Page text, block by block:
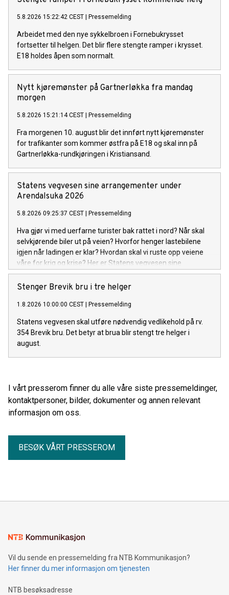
5.8.2026 15:22:42 CEST Pressemelding
Arbeidet med den nye sykkelbroen i Fornebukrysset
fortsetter til helgen. Det blir flere stengte ramper i krysset.
E18 holdes åpen som normalt.
Nytt kjøremønster på Gartnerløkka fra mandag
morgen
5.8.2026 15:21:14 CEST Pressemelding
Fra morgenen 10. august blir det innført nytt kjøremønster
for trafikanter som kommer østfra på E18 og skal inn på
Gartnerløkka-rundkjøringen i Kristiansand.
Statens vegvesen sine arrangementer under
Arendalsuka 2026
5.8.2026 09:25:37 CEST Pressemelding
Hva gjør vi med uerfarne turister bak rattet i nord? Når skal
selvkjørende biler ut på veien? Hvorfor henger lastebilene
igjen når ladingen er klar? Hvordan skal vi ruste opp veiene
våre for krig og krise? Her er Statens vegvesen sine
arrangementer under Arendalsuka 2026.
Stenger Brevik bru i tre helger
1.8.2026 10:00:00 CEST Pressemelding
Statens vegvesen skal utføre nødvendig vedlikehold på rv.
354 Brevik bru. Det betyr at brua blir stengt tre helger i
august.
I vårt presserom finner du alle våre siste pressemeldinger,
kontaktpersoner, bilder, dokumenter og annen relevant
informasjon om oss.
BESØK VÅRT PRESSEROM
Vil du sende en pressemelding fra NTB Kommunikasjon?
Her finner du mer informasjon om tjenesten
NTB besøksadresse